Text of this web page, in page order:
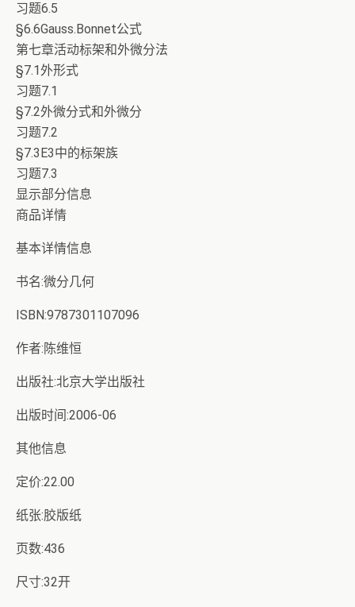
习题6.5
§6.6Gauss.Bonnet公式
第七章活动标架和外微分法
§7.1外形式
习题7.1
§7.2外微分式和外微分
习题7.2
§7.3E3中的标架族
习题7.3
显示部分信息
商品详情
基本详情信息
书名:微分几何
ISBN:9787301107096
作者:陈维恒
出版社:北京大学出版社
出版时间:2006-06
其他信息
定价:22.00
纸张:胶版纸
页数:436
尺寸:32开